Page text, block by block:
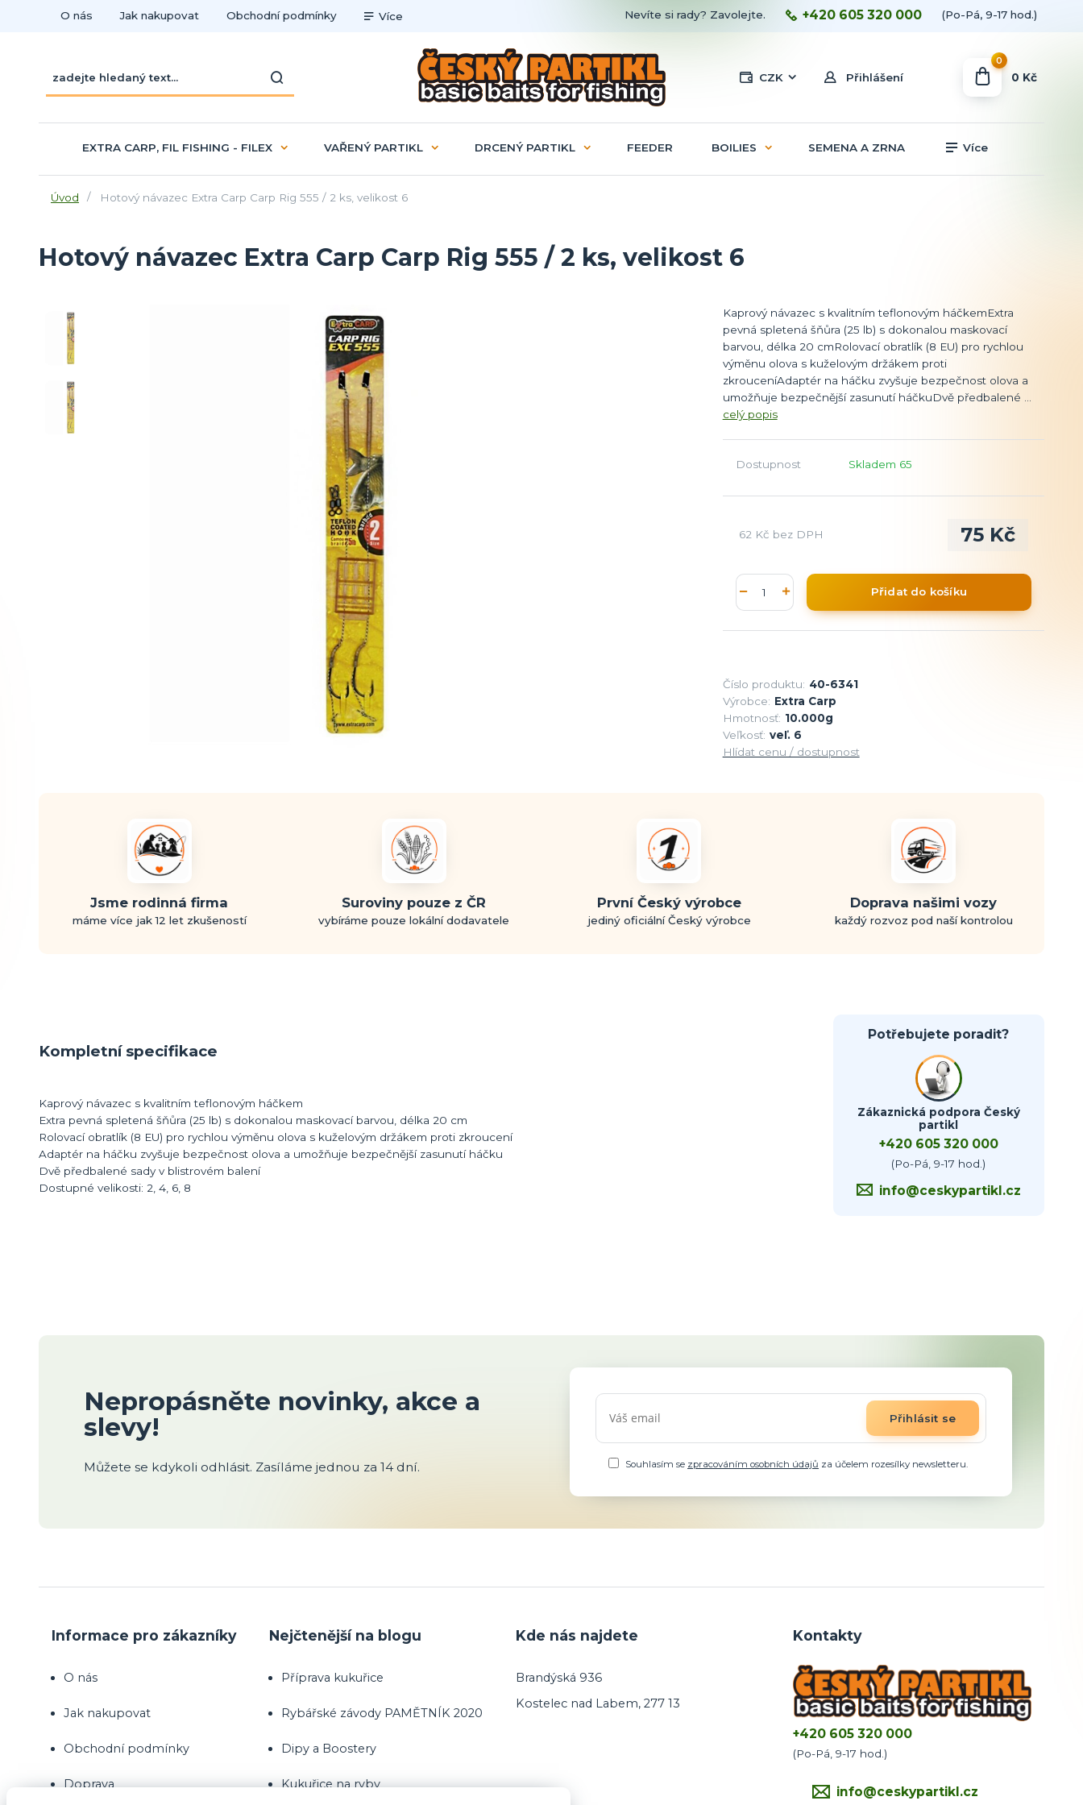
O nás Jak nakupovat Obchodní podmínky Více
CZK Přihlášení
Nevíte si rady? Zavolejte. +420 605 320 000 (Po-Pá, 9-17 hod.)
0
0 Kč
EXTRA CARP, FIL FISHING - FILEX VAŘENÝ PARTIKL DRCENÝ PARTIKL FEEDER BOILIES SEMENA A ZRNA Více
Úvod Hotový návazec Extra Carp Carp Rig 555 / 2 ks, velikost 6
Hotový návazec Extra Carp Carp Rig 555 / 2 ks, velikost 6
Kaprový návazec s kvalitním teflonovým háčkemExtra
pevná spletená šňůra (25 lb) s dokonalou maskovací
barvou, délka 20 cmRolovací obratlík (8 EU) pro rychlou
výměnu olova s kuželovým držákem proti
zkrouceníAdaptér na háčku zvyšuje bezpečnost olova a
umožňuje bezpečnější zasunutí háčkuDvě předbalené ...
celý popis
Dostupnost Skladem 65
75 Kč
62 Kč bez DPH
Přidat do košíku
Číslo produktu: 40-6341
Výrobce: Extra Carp
Hmotnosť: 10.000g
Veľkosť: veľ. 6
Hlídat cenu / dostupnost
Jsme rodinná firma
máme více jak 12 let zkušeností
Suroviny pouze z ČR
vybíráme pouze lokální dodavatele
První Český výrobce
jediný oficiální Český výrobce
Doprava našimi vozy
každý rozvoz pod naší kontrolou
Kompletní specifikace
Kaprový návazec s kvalitním teflonovým háčkem
Extra pevná spletená šňůra (25 lb) s dokonalou maskovací barvou, délka 20 cm
Rolovací obratlík (8 EU) pro rychlou výměnu olova s kuželovým držákem proti zkroucení
Adaptér na háčku zvyšuje bezpečnost olova a umožňuje bezpečnější zasunutí háčku
Dvě předbalené sady v blistrovém balení
Dostupné velikosti: 2, 4, 6, 8
Potřebujete poradit?
Zákaznická podpora Český
partikl
+420 605 320 000
(Po-Pá, 9-17 hod.)
info@ceskypartikl.cz
Nepropásněte novinky, akce a
slevy!
Můžete se kdykoli odhlásit. Zasíláme jednou za 14 dní.
Přihlásit se
Souhlasím se zpracováním osobních údajů za účelem rozesílky newsletteru.
Informace pro zákazníky
O nás
Jak nakupovat
Obchodní podmínky
Doprava
Nejčtenější na blogu
Příprava kukuřice
Rybářské závody PAMĚTNÍK 2020
Dipy a Boostery
Kukuřice na ryby
Kde nás najdete
Brandýská 936
Kostelec nad Labem, 277 13
Kontakty
+420 605 320 000
(Po-Pá, 9-17 hod.)
info@ceskypartikl.cz